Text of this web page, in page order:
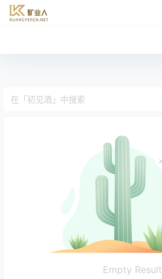
Empty Result